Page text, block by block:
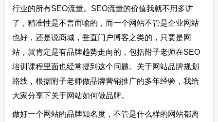
行业的所有SEO流量。SEO流量的价值我就不用多讲
了，精准性是不言而喻的，而一个网站不管是企业网站
也好，还是说商城，垂直门户博客之类的，只要是网
站，就肯定是有品牌趋势走向的，包括附子老师在SEO
培训课程里面也经常提到这个问题。关于网站品牌规划
路线，根据附子老师做品牌营销推广的多年经验，我给
大家分享下关于网站如何做品牌。
做好一个网站的品牌知名度，不管是什么样的网站都离